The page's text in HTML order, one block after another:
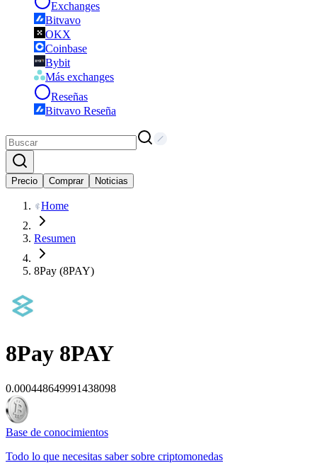
Exchanges
Bitvavo
OKX
Coinbase
Bybit
Más exchanges
Reseñas
Bitvavo Reseña
Precio Comprar Noticias
Home
Resumen
8Pay (8PAY)
8Pay 8PAY
0.000448649991438098
Base de conocimientos
Todo lo que necesitas saber sobre criptomonedas